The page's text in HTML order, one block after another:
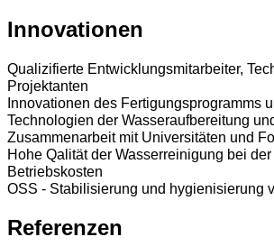
Innovationen
Qualizifierte Entwicklungsmitarbeiter,
Projektanten
Innovationen des Fertigungsprogramms
Technologien der Wasseraufbereitung
Zusammenarbeit mit Universitäten und
Hohe Qalität der Wasserreinigung bei
Betriebskosten
OSS - Stabilisierung und hygienisierung
Referenzen